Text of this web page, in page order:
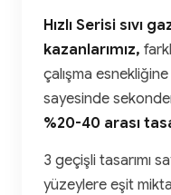
Hızlı Serisi sıvı
kazanlarımız,
çalışma
sayesinde
%20-40 arası
3 geçişli tasarımı
yüzeylere eşit